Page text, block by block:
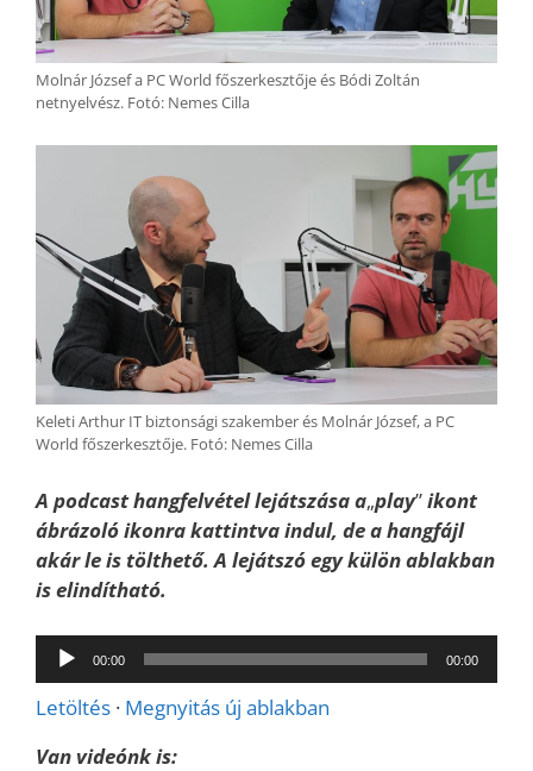
Molnár József a PC World főszerkesztője és Bódi Zoltán
netnyelvész. Fotó: Nemes Cilla
Keleti Arthur IT biztonsági szakember és Molnár József, a PC
World főszerkesztője. Fotó: Nemes Cilla
A podcast hangfelvétel lejátszása a„play”ikont
ábrázoló ikonra kattintva indul, de a hangfájl
akár le is tölthető. A lejátszó egy külön ablakban
is elindítható.
Audió
lejátszó
00:00 00:00
Letöltés · Megnyitás új ablakban
Van videónk is: